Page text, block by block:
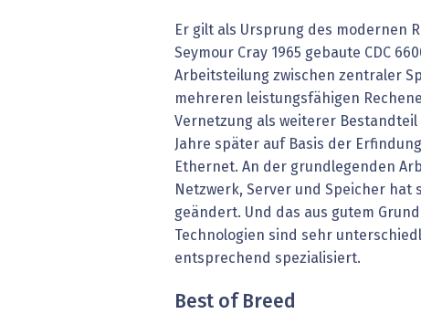
» alle
Er gilt als Ursprung des modernen
Seymour Cray 1965 gebaute CDC
Arbeitsteilung zwischen zentraler
mehreren leistungsfähigen
Vernetzung als weiterer
Jahre später auf Basis der
Ethernet. An der grundlegenden
Netzwerk, Server und Speicher hat
geändert. Und das aus gutem
Technologien sind sehr
entsprechend spezialisiert.
Best of Breed